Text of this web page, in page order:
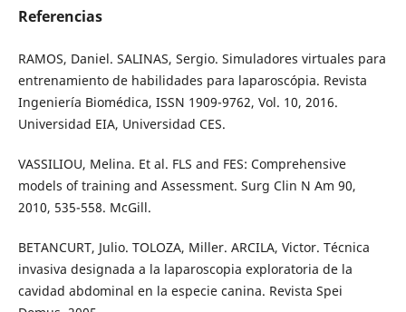
Referencias
RAMOS, Daniel. SALINAS, Sergio. Simuladores virtuales para
entrenamiento de habilidades para laparoscópia. Revista
Ingeniería Biomédica, ISSN 1909-9762, Vol. 10, 2016.
Universidad EIA, Universidad CES.
VASSILIOU, Melina. Et al. FLS and FES: Comprehensive
models of training and Assessment. Surg Clin N Am 90,
2010, 535-558. McGill.
BETANCURT, Julio. TOLOZA, Miller. ARCILA, Victor. Técnica
invasiva designada a la laparoscopia exploratoria de la
cavidad abdominal en la especie canina. Revista Spei